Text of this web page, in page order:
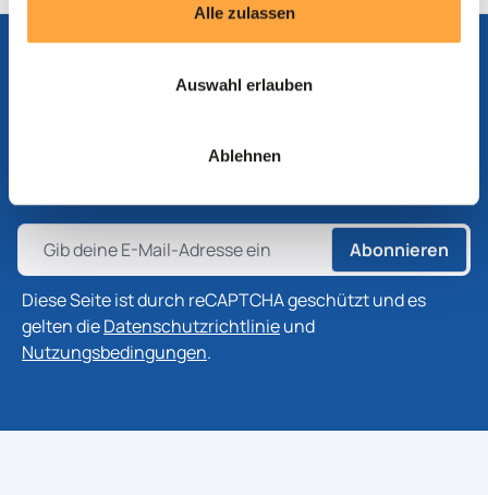
Alle zulassen
Auswahl erlauben
Ablehnen
Abonnieren Sie unseren Newsletter
Informationen zu Produkten, Technologien und
Abonnieren
Diese Seite ist durch reCAPTCHA geschützt und es
gelten dieDatenschutzrichtlinieund
Nutzungsbedingungen.